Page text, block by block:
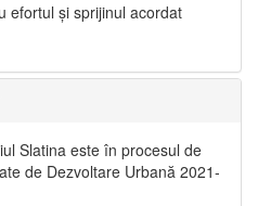
efortul şi sprijinul acordat
Slatina este în procesul de
de Dezvoltare Urbană 2021‐